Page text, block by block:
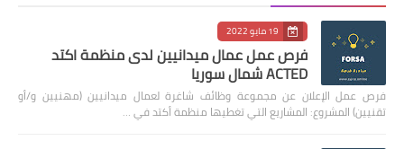
19 مايو 2022
فرص عمل عمال ميدانيين لدى منظمة اكتد
ACTED شمال سوريا
فرص عمل الإعلان عن مجموعة وظائف شاغرة لعمال ميدانيين (مهنيين و/أو
تقنيين) المشروع: المشاريع التي تغطيها منظمة أكتد في …